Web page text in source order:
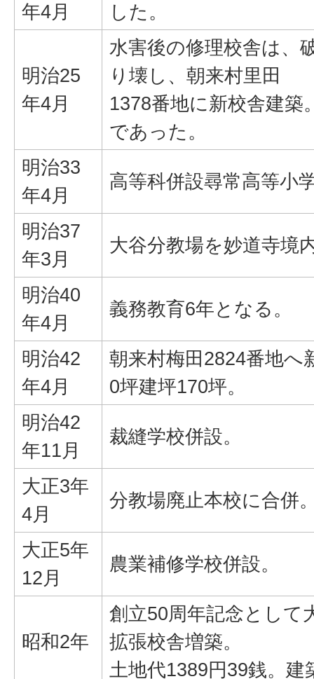
年4月
した。
明治25
年4月
水害後の修理校舎は、
り壊し、朝来村里田
1378番地に新校舎建築
であった。
明治33
年4月
高等科併設尋常高等小
明治37
年3月
大谷分教場を妙道寺境
明治40
年4月
義務教育6年となる。
明治42
年4月
朝来村梅田2824番地へ
0坪建坪170坪。
明治42
年11月
裁縫学校併設。
大正3年
4月
分教場廃止本校に合併
大正5年
12月
農業補修学校併設。
昭和2年
創立50周年記念として
拡張校舎増築。
土地代1389円39銭。建